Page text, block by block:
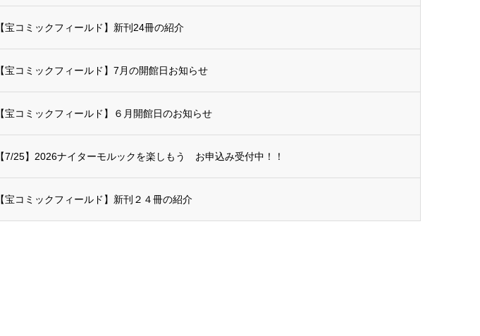
【宝コミックフィールド】新刊24冊の紹介
【宝コミックフィールド】7月の開館日お知らせ
【宝コミックフィールド】６月開館日のお知らせ
【7/25】2026ナイターモルックを楽しもう お申込み受付中！！
【宝コミックフィールド】新刊２４冊の紹介